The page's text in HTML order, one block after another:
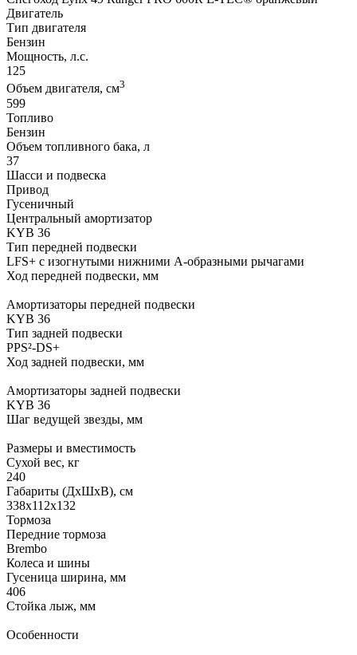
Двигатель
Тип двигателя
Бензин
Мощность, л.с.
125
Объем двигателя, см3
599
Топливо
Бензин
Объем топливного бака, л
37
Шасси и подвеска
Привод
Гусеничный
Центральный амортизатор
KYB 36
Тип передней подвески
LFS+ с изогнутыми нижними A-образными рычагами
Ход передней подвески, мм
Амортизаторы передней подвески
KYB 36
Тип задней подвески
PPS²-DS+
Ход задней подвески, мм
Амортизаторы задней подвески
KYB 36
Шаг ведущей звезды, мм
Размеры и вместимость
Сухой вес, кг
240
Габариты (ДхШхВ), см
338х112х132
Тормоза
Передние тормоза
Brembo
Колеса и шины
Гусеница ширина, мм
406
Стойка лыж, мм
Особенности